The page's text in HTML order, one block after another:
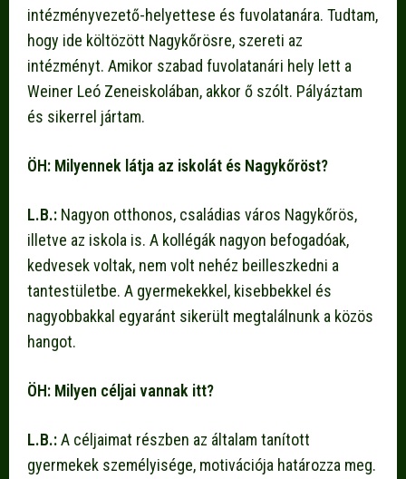
intézményvezető-helyettese és fuvolatanára. Tudtam,
hogy ide költözött Nagykőrösre, szereti az
intézményt. Amikor szabad fuvolatanári hely lett a
Weiner Leó Zeneiskolában, akkor ő szólt. Pályáztam
és sikerrel jártam.
ÖH: Milyennek látja az iskolát és Nagykőröst?
L.B.: Nagyon otthonos, családias város Nagykőrös,
illetve az iskola is. A kollégák nagyon befogadóak,
kedvesek voltak, nem volt nehéz beilleszkedni a
tantestületbe. A gyermekekkel, kisebbekkel és
nagyobbakkal egyaránt sikerült megtalálnunk a közös
hangot.
ÖH: Milyen céljai vannak itt?
L.B.:A céljaimat részben az általam tanított
gyermekek személyisége, motivációja határozza meg.